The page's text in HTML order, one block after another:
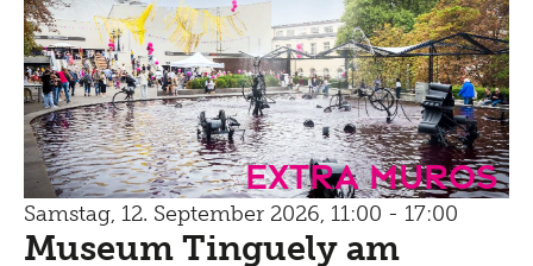
Extra Muros
Samstag, 12. September 2026, 11:00 - 17:00
Museum Tinguely am